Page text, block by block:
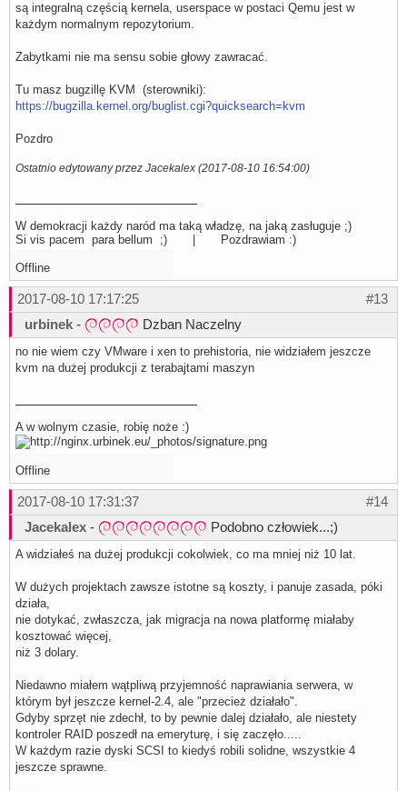
są integralną częścią kernela, userspace w postaci Qemu jest w
każdym normalnym repozytorium.
Zabytkami nie ma sensu sobie głowy zawracać.
Tu masz bugzillę KVM (sterowniki):
https://bugzilla.kernel.org/buglist.cgi?quicksearch=kvm
Pozdro
Ostatnio edytowany przez Jacekalex (2017-08-10 16:54:00)
W demokracji każdy naród ma taką władzę, na jaką zasługuje ;)
Si vis pacem para bellum ;) | Pozdrawiam :)
Offline
#13
2017-08-10 17:17:25
urbinek - Dzban Naczelny
no nie wiem czy VMware i xen to prehistoria, nie widziałem jeszcze
kvm na dużej produkcji z terabajtami maszyn
A w wolnym czasie, robię noże :)
Offline
#14
2017-08-10 17:31:37
Jacekalex - Podobno człowiek...;)
A widziałeś na dużej produkcji cokolwiek, co ma mniej niż 10 lat.
W dużych projektach zawsze istotne są koszty, i panuje zasada, póki
działa,
nie dotykać, zwłaszcza, jak migracja na nowa platformę miałaby
kosztować więcej,
niż 3 dolary.
Niedawno miałem wątpliwą przyjemność naprawiania serwera, w
którym był jeszcze kernel-2.4, ale "przecież działało".
Gdyby sprzęt nie zdechł, to by pewnie dalej działało, ale niestety
kontroler RAID poszedł na emeryturę, i się zaczęło.....
W każdym razie dyski SCSI to kiedyś robili solidne, wszystkie 4
jeszcze sprawne.